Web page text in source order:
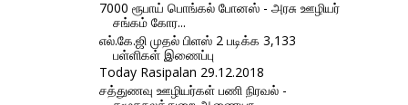
7000 ரூபாய் பொங்கல் போனஸ் - அரசு ஊழியர்
சங்கம் கோர...
எல்.கே.ஜி முதல் பிளஸ் 2 படிக்க 3,133
பள்ளிகள் இணைப்பு
Today Rasipalan 29.12.2018
சத்துணவு ஊழியர்கள் பணி நிரவல் -